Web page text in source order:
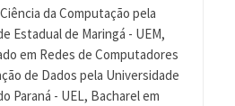
da Computação pela
Estadual de Maringá - UEM,
em Redes de Computadores
de Dados pela Universidade
Paraná - UEL, Bacharel em